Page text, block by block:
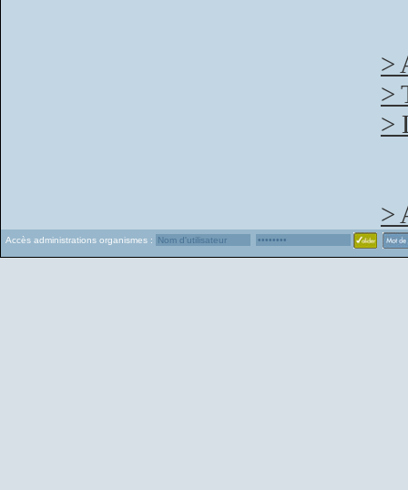
>
>
>
>
Accès administrations organismes :